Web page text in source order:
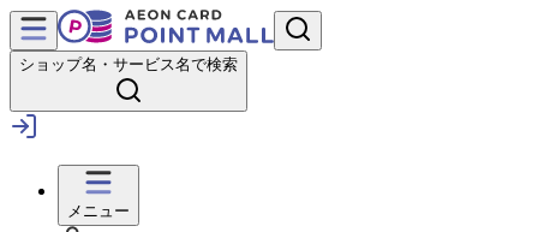
ショップ名・サービス名で検索
メニュー